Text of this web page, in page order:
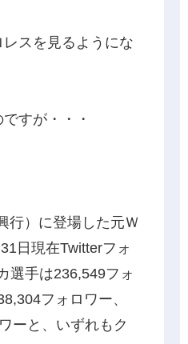
スを見るようにな
すが・・・
行）に登場した元Ｗ
日現在Twitterフォ
選手は236,549フォ
フォロワー、
ーと、いずれもク